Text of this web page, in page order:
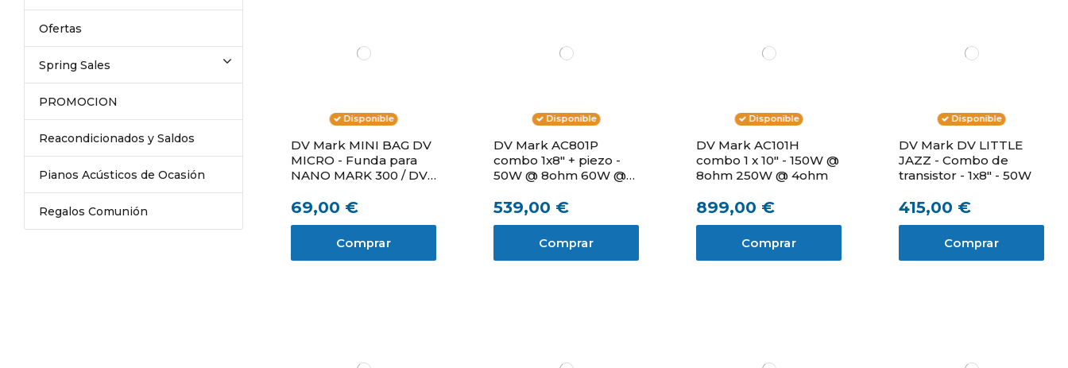
Disponible
DV Mark MINI BAG DV
MICRO - Funda para
NANO MARK 300 / DV
69,00 €
Comprar
Disponible
DV Mark AC801P
combo 1x8" + piezo -
50W @ 8ohm 60W @
539,00 €
Comprar
Disponible
DV Mark AC101H
combo 1 x 10" - 150W @
8ohm 250W @ 4ohm
899,00 €
Comprar
Disponible
DV Mark DV LITTLE
JAZZ - Combo de
transistor - 1x8" - 50W
415,00 €
Comprar
Ofertas
Spring Sales
PROMOCION
Reacondicionados y Saldos
Pianos Acústicos de Ocasión
Regalos Comunión